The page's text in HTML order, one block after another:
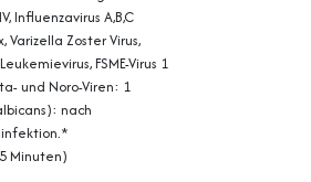
Influenzavirus A,B,C
Varizella Zoster Virus,
FSME-Virus 1
und Noro-Viren: 1
nach
Minuten)